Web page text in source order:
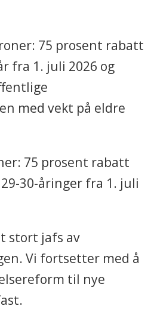
75 prosent rabatt
fra 1. juli 2026 og
med vekt på eldre
75 prosent rabatt
30-åringer fra 1. juli
stort jafs av
Vi fortsetter med å
til nye